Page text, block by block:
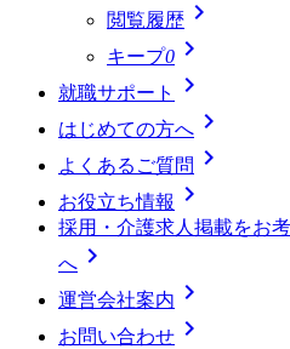
閲覧履歴 
キープ0 
就職サポート 
はじめての方へ 
よくあるご質問 
お役立ち情報 
採用・介護求人掲載をお
へ 
運営会社案内 
お問い合わせ 